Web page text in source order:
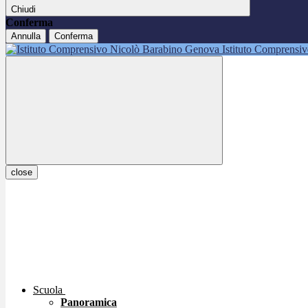
Chiudi
Conferma
Annulla Conferma
Istituto
close
Scuola
Panoramica